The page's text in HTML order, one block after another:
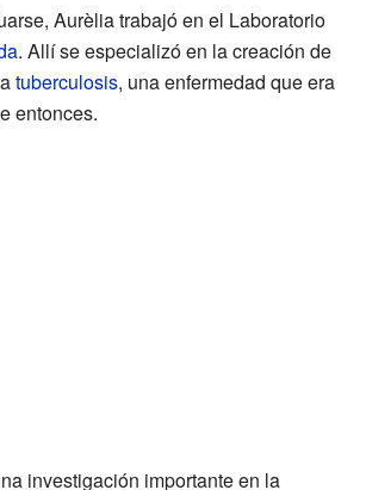
Aurèlia trabajó en el Laboratorio
. Allí se especializó en la creación de
tuberculosis, una enfermedad que era
entonces.
investigación importante en la